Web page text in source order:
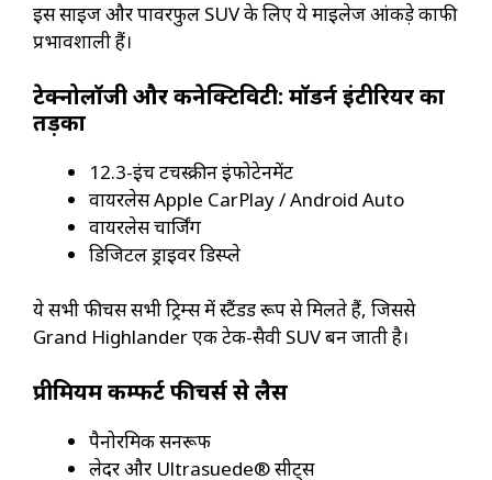
इस साइज और पावरफुल SUV के लिए ये माइलेज आंकड़े काफी
प्रभावशाली हैं।
टेक्नोलॉजी और कनेक्टिविटी: मॉडर्न इंटीरियर का
तड़का
12.3-इंच टचस्क्रीन इंफोटेनमेंट
वायरलेस Apple CarPlay / Android Auto
वायरलेस चार्जिंग
डिजिटल ड्राइवर डिस्प्ले
ये सभी फीचर्स सभी ट्रिम्स में स्टैंडर्ड रूप से मिलते हैं, जिससे
Grand Highlander एक टेक-सैवी SUV बन जाती है।
प्रीमियम कम्फर्ट फीचर्स से लैस
पैनोरमिक सनरूफ
लेदर और Ultrasuede® सीट्स